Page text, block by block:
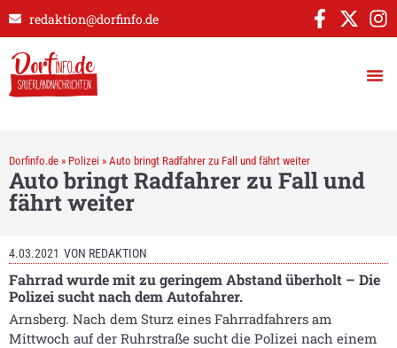
redaktion@dorfinfo.de
Dorfinfo.de » Polizei » Auto bringt Radfahrer zu Fall und fährt weiter
Auto bringt Radfahrer zu Fall und
fährt weiter
4.03.2021 VON REDAKTION
Fahrrad wurde mit zu geringem Abstand überholt – Die
Polizei sucht nach dem Autofahrer.
Arnsberg. Nach dem Sturz eines Fahrradfahrers am
Mittwoch auf der Ruhrstraße sucht die Polizei nach einem